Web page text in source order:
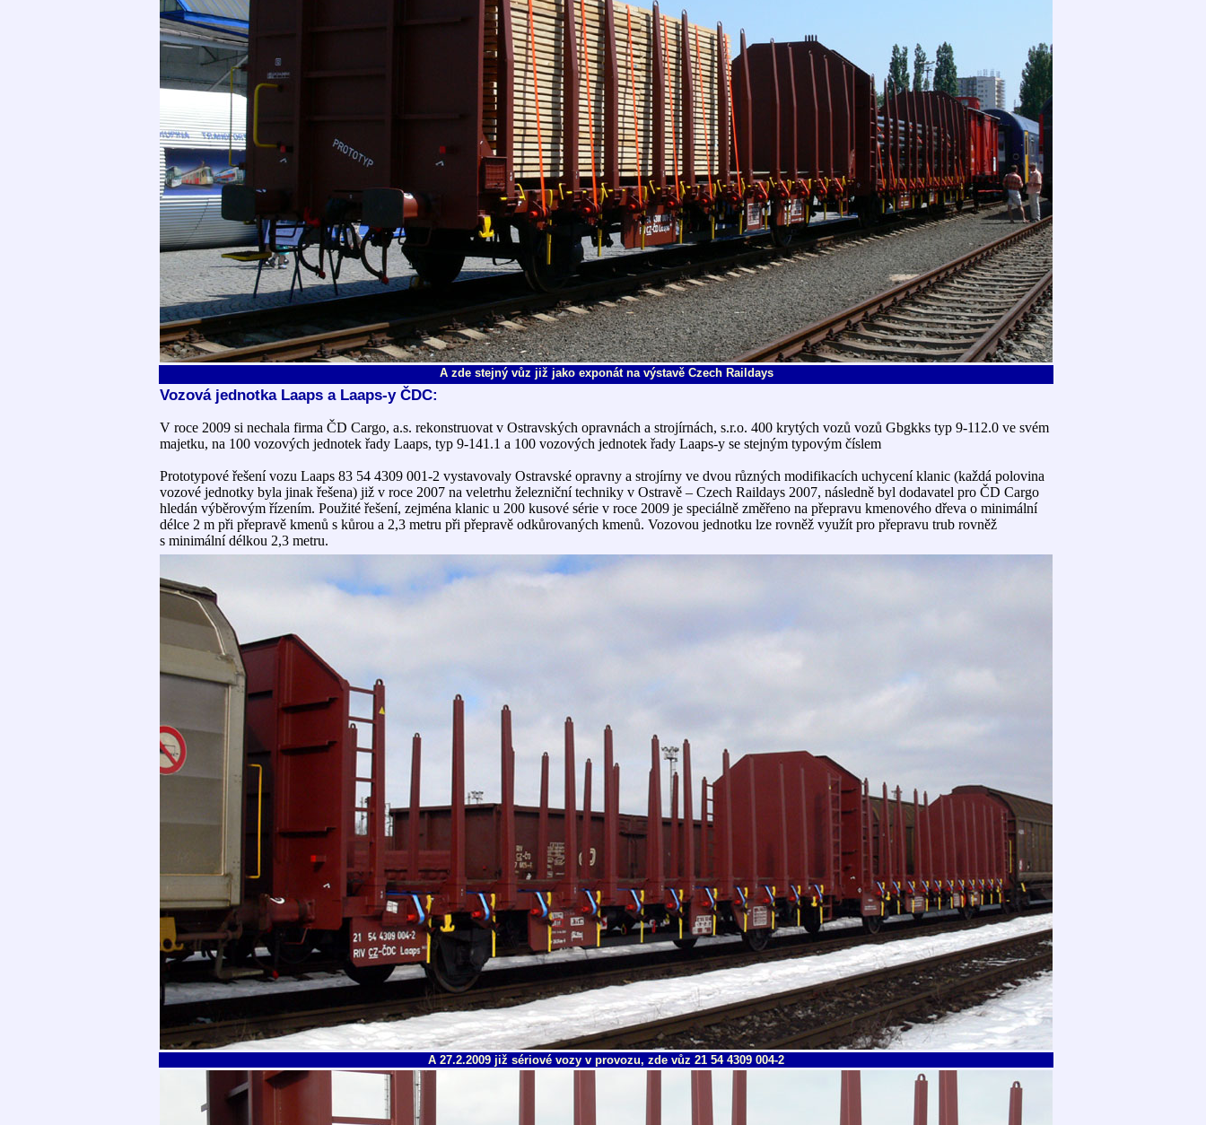
A zde stejný vůz již jako exponát na výstavě Czech Raildays
Vozová jednotka Laaps a Laaps-y ČDC:
V roce 2009 si nechala firma ČD Cargo, a.s. rekonstruovat v Ostravských opravnách a strojírnách, s.r.o. 400 krytých vozů vozů Gbgkks typ 9-112.0 ve svém
majetku, na 100 vozových jednotek řady Laaps, typ 9-141.1 a 100 vozových jednotek řady Laaps-y se stejným typovým číslem
Prototypové řešení vozu Laaps 83 54 4309 001-2 vystavovaly Ostravské opravny a strojírny ve dvou různých modifikacích uchycení klanic (každá polovina
vozové jednotky byla jinak řešena) již v roce 2007 na veletrhu železniční techniky v Ostravě – Czech Raildays 2007, následně byl dodavatel pro ČD Cargo
hledán výběrovým řízením. Použité řešení, zejména klanic u 200 kusové série v roce 2009 je speciálně změřeno na přepravu kmenového dřeva o minimální
délce 2 m při přepravě kmenů s kůrou a 2,3 metru při přepravě odkůrovaných kmenů. Vozovou jednotku lze rovněž využít pro přepravu trub rovněž
s minimální délkou 2,3 metru.
A 27.2.2009 již sériové vozy v provozu, zde vůz 21 54 4309 004-2